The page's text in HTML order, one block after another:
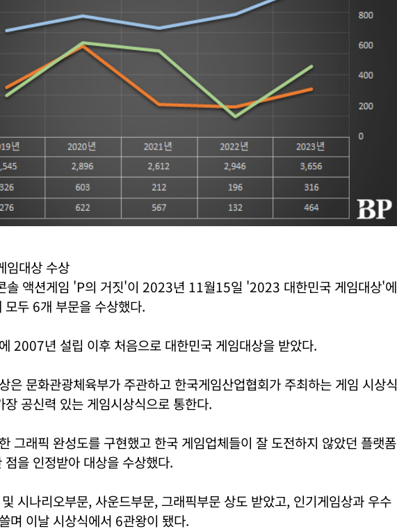
대상 수상
솔 액션게임 'P의 거짓'이 2023년 11월15일 '2023 대한민국 게임대상'에
모두 6개 부문을 수상했다.
2007년 설립 이후 처음으로 대한민국 게임대상을 받았다.
은 문화관광체육부가 주관하고 한국게임산업협회가 주최하는 게임 시상식
공신력 있는 게임시상식으로 통한다.
그래픽 완성도를 구현했고 한국 게임업체들이 잘 도전하지 않았던 플랫폼
을 인정받아 대상을 수상했다.
시나리오부문, 사운드부문, 그래픽부문 상도 받았고, 인기게임상과 우수
며 이날 시상식에서 6관왕이 됐다.